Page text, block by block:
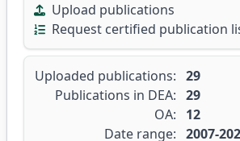
Upload publications
Request certified publication
Uploaded publications: 29
Publications in DEA: 29
OA:
12
Date range: 2007-